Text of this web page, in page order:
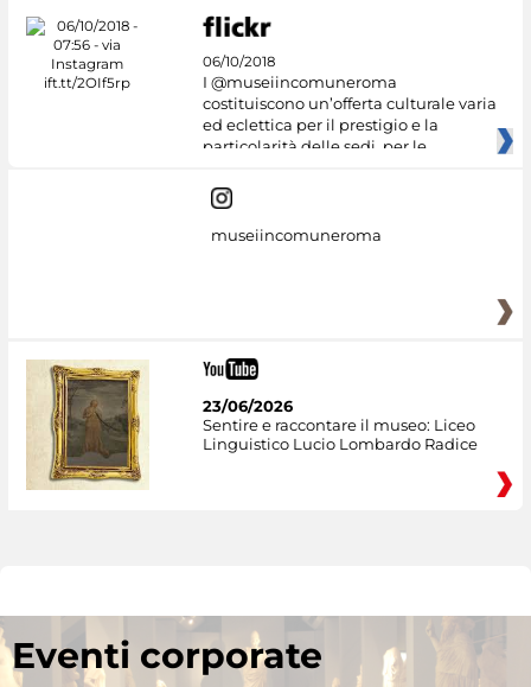
06/10/2018
I @museiincomuneroma
costituiscono un’offerta culturale varia
ed eclettica per il prestigio e la
particolarità delle sedi, per le
museiincomuneroma
23/06/2026
Sentire e raccontare il museo: Liceo
Linguistico Lucio Lombardo Radice
Eventi corporate